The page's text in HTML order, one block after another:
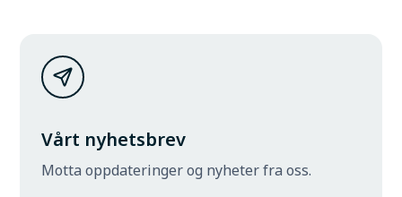
Vårt nyhetsbrev
Motta oppdateringer og nyheter fra oss.